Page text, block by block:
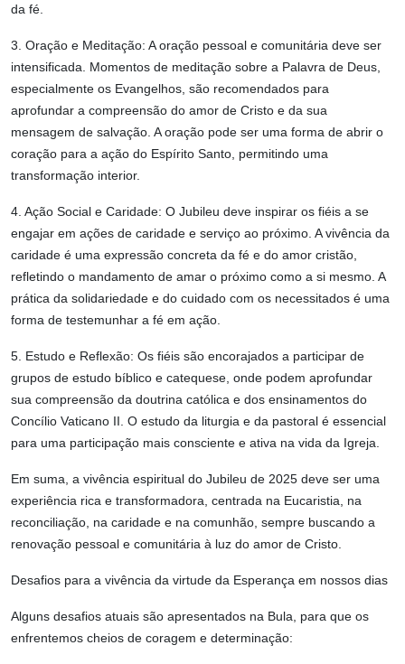
da fé.
3. Oração e Meditação: A oração pessoal e comunitária deve ser
intensificada. Momentos de meditação sobre a Palavra de Deus,
especialmente os Evangelhos, são recomendados para
aprofundar a compreensão do amor de Cristo e da sua
mensagem de salvação. A oração pode ser uma forma de abrir o
coração para a ação do Espírito Santo, permitindo uma
transformação interior.
4. Ação Social e Caridade: O Jubileu deve inspirar os fiéis a se
engajar em ações de caridade e serviço ao próximo. A vivência da
caridade é uma expressão concreta da fé e do amor cristão,
refletindo o mandamento de amar o próximo como a si mesmo. A
prática da solidariedade e do cuidado com os necessitados é uma
forma de testemunhar a fé em ação.
5. Estudo e Reflexão: Os fiéis são encorajados a participar de
grupos de estudo bíblico e catequese, onde podem aprofundar
sua compreensão da doutrina católica e dos ensinamentos do
Concílio Vaticano II. O estudo da liturgia e da pastoral é essencial
para uma participação mais consciente e ativa na vida da Igreja.
Em suma, a vivência espiritual do Jubileu de 2025 deve ser uma
experiência rica e transformadora, centrada na Eucaristia, na
reconciliação, na caridade e na comunhão, sempre buscando a
renovação pessoal e comunitária à luz do amor de Cristo.
Desafios para a vivência da virtude da Esperança em nossos dias
Alguns desafios atuais são apresentados na Bula, para que os
enfrentemos cheios de coragem e determinação: